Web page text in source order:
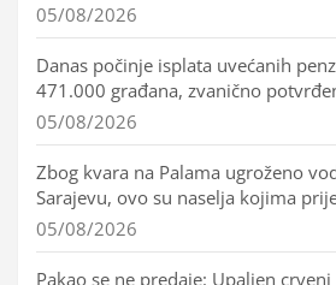
05/08/2026
Danas počinje isplata uvećanih
471.000 građana, zvanično
05/08/2026
Zbog kvara na Palama ugroženo
Sarajevu, ovo su naselja kojima
05/08/2026
Pakao se ne predaje: Upaljen